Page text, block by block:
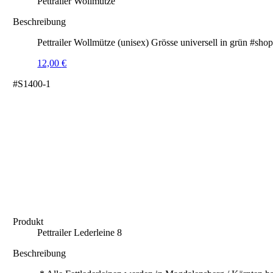
Beschreibung
Pettrailer Wollmütze (unisex) Grösse universell in grün
12,00€
#S1400-1
Produkt
Pettrailer Lederleine 8
Beschreibung